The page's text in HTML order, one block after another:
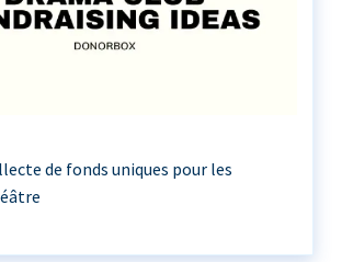
de fonds uniques pour les